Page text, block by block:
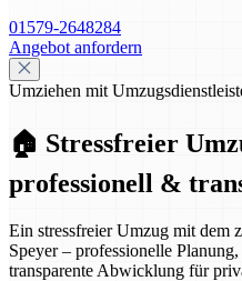
01579-2648284
Angebot anfordern
Umziehen mit
🏠 Stressfreier
professionell &
Ein stressfreier Umzug mit dem
Speyer – professionelle
transparente Abwicklung für